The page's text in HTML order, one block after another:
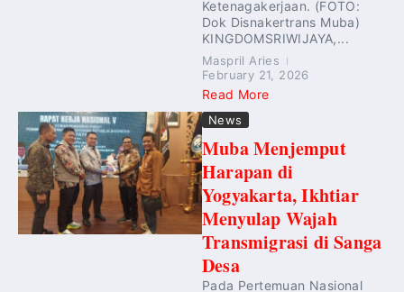
Ketenagakerjaan. (FOTO:
Dok Disnakertrans Muba)
KINGDOMSRIWIJAYA,...
Maspril Aries
February 21, 2026
Read More
News
Muba Menjemput
Harapan di
Yogyakarta, Ikhtiar
Menyulap Wajah
Transmigrasi di Sanga
Desa
Pada Pertemuan Nasional